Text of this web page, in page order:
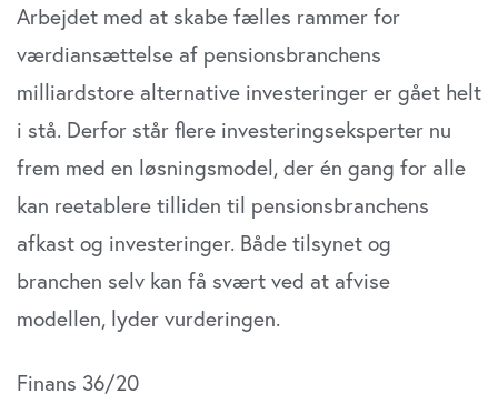
Arbejdet med at skabe fælles rammer for
værdiansættelse af pensionsbranchens
milliardstore alternative investeringer er gået helt
i stå. Derfor står flere investeringseksperter nu
frem med en løsningsmodel, der én gang for alle
kan reetablere tilliden til pensionsbranchens
afkast og investeringer. Både tilsynet og
branchen selv kan få svært ved at afvise
modellen, lyder vurderingen.
Finans 36/20